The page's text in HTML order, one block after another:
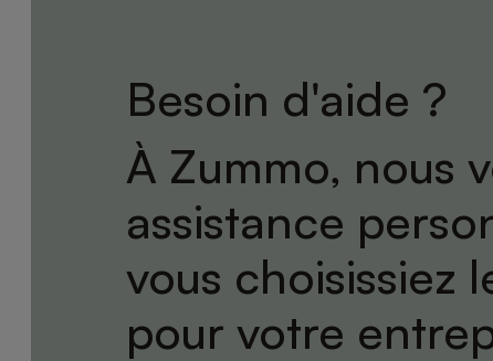
Besoin d'aide ?
À Zummo, nous
assistance
vous choisissiez
pour votre